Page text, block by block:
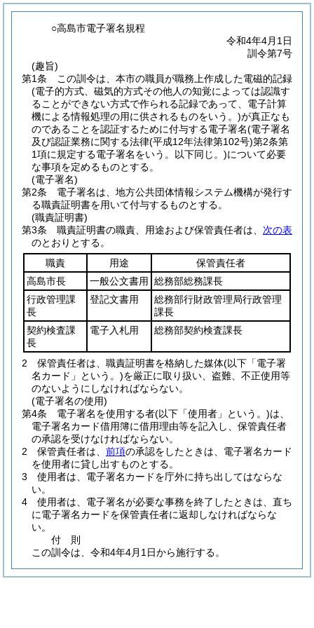
○高島市電子署名規程
令和4年4月1日
訓令第7号
(趣旨)
第1条
この訓令は、本市の職員が職務上作成した電磁的記録
(電子的方式、磁気的方式その他人の知覚によっては認識す
ることができない方式で作られる記録であって、電子計算
機による情報処理の用に供されるものをいう。)が真正なも
のであることを認証するために付与する電子署名(電子署名
及び認証業務に関する法律(平成12年法律第102号)第2条第
1項に規定する電子署名をいう。以下同じ。)について必要
な事項を定めるものとする。
(電子署名)
第2条
電子署名は、地方公共団体情報システム機構が発行す
る職責証明書を用いて付与するものとする。
(職責証明書)
第3条
職責証明書の職責、用途および保管責任者は、 次の表
のとおりとする。
職責
用途
保管責任者
高島市長
一般公文書用
総務部総務課長
行政管理課
長
登記文書用
総務部行財政管理局行政管理
課長
契約検査課
長
電子入札用 総務部契約検査課長
2 保管責任者は、職責証明書を格納した媒体(以下「電子署
名カード」という。)を厳正に取り扱い、盗難、不正使用等
のないようにしなければならない。
(電子署名の使用)
第4条
電子署名を使用する者(以下「使用者」という。)は、
電子署名カード借用簿に借用理由等を記入し、保管責任者
の承認を受けなければならない。
2
保管責任者は、 前項の承認をしたときは、電子署名カード
を使用者に貸し出すものとする。
3
使用者は、電子署名カードを庁外に持ち出してはならな
い。
4
使用者は、電子署名が必要な事務を終了したときは、直ち
に電子署名カードを保管責任者に返却しなければならな
い。
付 則
この訓令は、令和4年4月1日から施行する。